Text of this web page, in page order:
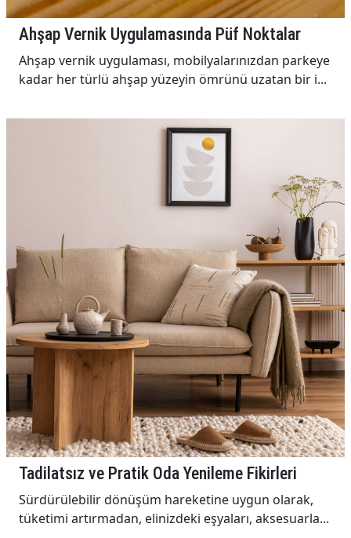
Ahşap Vernik Uygulamasında Püf Noktalar
Ahşap vernik uygulaması, mobilyalarınızdan parkeye
kadar her türlü ahşap yüzeyin ömrünü uzatan bir i...
Tadilatsız ve Pratik Oda Yenileme Fikirleri
Sürdürülebilir dönüşüm hareketine uygun olarak,
tüketimi artırmadan, elinizdeki eşyaları, aksesuarla...